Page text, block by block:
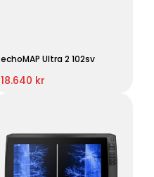
echoMAP Ultra 2 102sv
18.640 kr